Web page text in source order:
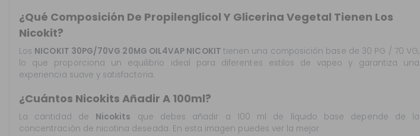
¿Qué Composición De Propilenglicol Y Glicerina Vegetal Tienen Los
Nicokit?
Los NICOKIT 30PG/70VG 20MG OIL4VAP NICOKIT tienen una composición base de 30 PG / 70 VG,
lo que proporciona un equilibrio ideal para diferentes estilos de vapeo y garantiza una
experiencia suave y satisfactoria.
¿Cuántos Nicokits Añadir A 100ml?
La cantidad de Nicokits que debes añadir a 100 ml de líquido base depende de la
concentración de nicotina deseada. En esta imagen puedes ver la mejor